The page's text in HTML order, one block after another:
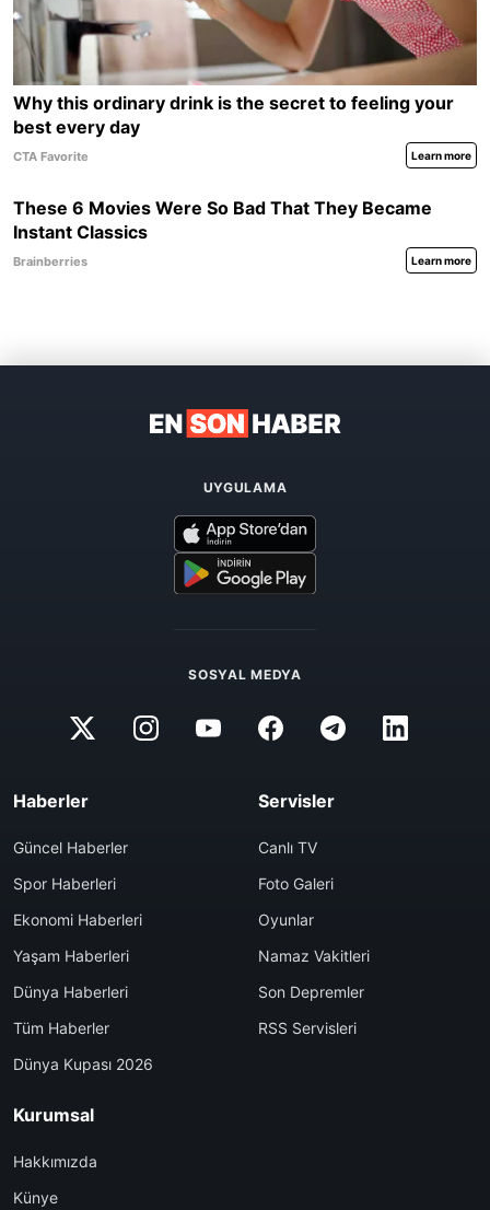
UYGULAMA
SOSYAL MEDYA
Haberler
Güncel Haberler
Spor Haberleri
Ekonomi Haberleri
Yaşam Haberleri
Dünya Haberleri
Tüm Haberler
Dünya Kupası 2026
Servisler
Canlı TV
Foto Galeri
Oyunlar
Namaz Vakitleri
Son Depremler
RSS Servisleri
Kurumsal
Hakkımızda
Künye